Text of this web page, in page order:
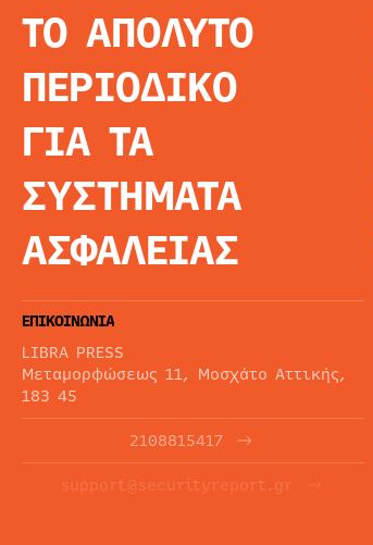
ΤΟ ΑΠΟΛΥΤΟ
ΠΕΡΙΟΔΙΚΟ
ΓΙΑ ΤΑ
ΣΥΣΤΗΜΑΤΑ
ΑΣΦΑΛΕΙΑΣ
ΕΠΙΚΟΙΝΩΝΙΑ
LIBRA PRESS
Μεταμορφώσεως 11, Μοσχάτο Αττικής,
183 45
2108815417
support@securityreport.gr